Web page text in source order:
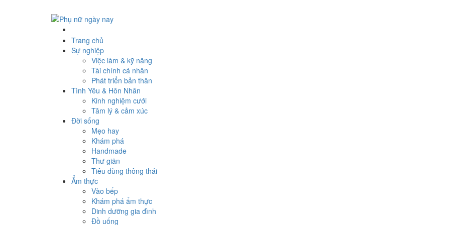
Trang chủ
Sự nghiệp
Việc làm & kỹ năng
Tài chính cá nhân
Phát triển bản thân
Tình Yêu & Hôn Nhân
Kinh nghiệm cưới
Tâm lý & cảm xúc
Đời sống
Mẹo hay
Khám phá
Handmade
Thư giãn
Tiêu dùng thông thái
Ẩm thực
Vào bếp
Khám phá ẩm thực
Dinh dưỡng gia đình
Đồ uống